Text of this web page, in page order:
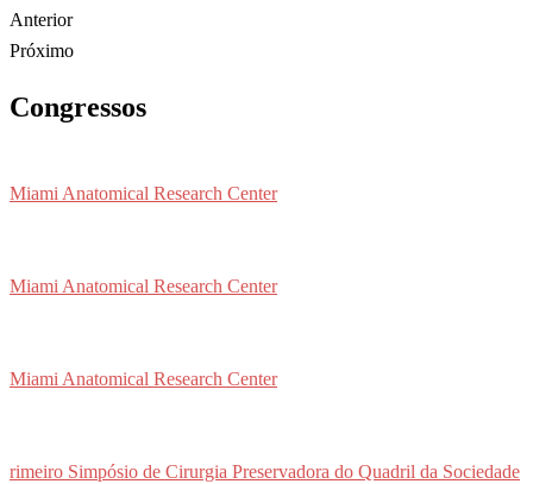
Anterior
Próximo
Congressos
Miami Anatomical Research Center
Miami Anatomical Research Center
Miami Anatomical Research Center
rimeiro Simpósio de Cirurgia Preservadora do Quadril da Sociedade